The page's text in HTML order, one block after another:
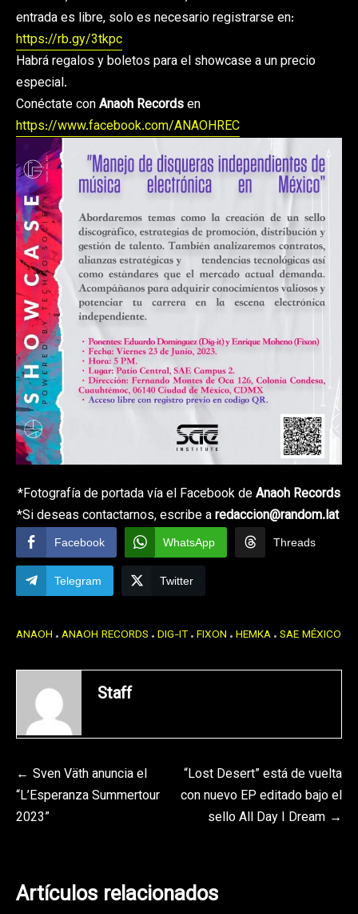
entrada es libre, solo es necesario registrarse en:
https://rb.gy/3tkpc
Habrá regalos y boletos para el showcase a un precio
especial.
Conéctate conAnaoh Recordsen
https://www.facebook.com/ANAOHREC
*Fotografía de portada vía el Facebook deAnaoh Records
*Si deseas contactarnos, escribe aredaccion@random.lat
Facebook WhatsApp Threads
Telegram Twitter
ANAOH ANAOH RECORDS DIG-IT FIXON HEMKA SAE MÉXICO
Staff
Navegación
de
Sven Väth anuncia el
“L’Esperanza Summertour
2023”
“Lost Desert” está de vuelta
con nuevo EP editado bajo el
sello All Day I Dream
Artículos relacionados